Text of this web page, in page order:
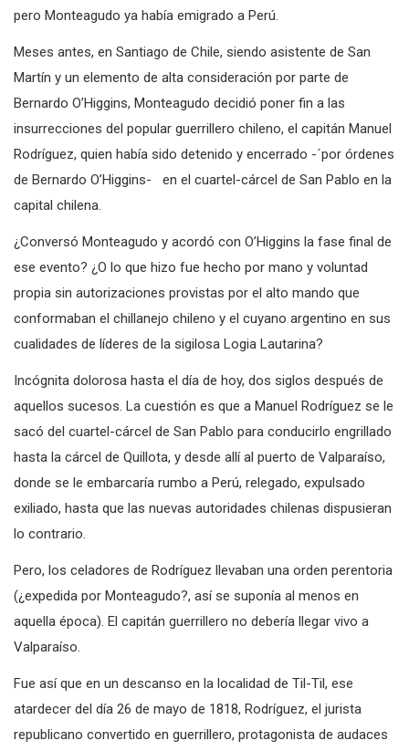
pero Monteagudo ya había emigrado a Perú.
Meses antes, en Santiago de Chile, siendo asistente de San
Martín y un elemento de alta consideración por parte de
Bernardo O’Higgins, Monteagudo decidió poner fin a las
insurrecciones del popular guerrillero chileno, el capitán Manuel
Rodríguez, quien había sido detenido y encerrado -´por órdenes
de Bernardo O’Higgins- en el cuartel-cárcel de San Pablo en la
capital chilena.
¿Conversó Monteagudo y acordó con O’Higgins la fase final de
ese evento? ¿O lo que hizo fue hecho por mano y voluntad
propia sin autorizaciones provistas por el alto mando que
conformaban el chillanejo chileno y el cuyano argentino en sus
cualidades de líderes de la sigilosa Logia Lautarina?
Incógnita dolorosa hasta el día de hoy, dos siglos después de
aquellos sucesos. La cuestión es que a Manuel Rodríguez se le
sacó del cuartel-cárcel de San Pablo para conducirlo engrillado
hasta la cárcel de Quillota, y desde allí al puerto de Valparaíso,
donde se le embarcaría rumbo a Perú, relegado, expulsado
exiliado, hasta que las nuevas autoridades chilenas dispusieran
lo contrario.
Pero, los celadores de Rodríguez llevaban una orden perentoria
(¿expedida por Monteagudo?, así se suponía al menos en
aquella época). El capitán guerrillero no debería llegar vivo a
Valparaíso.
Fue así que en un descanso en la localidad de Til-Til, ese
atardecer del día 26 de mayo de 1818, Rodríguez, el jurista
republicano convertido en guerrillero, protagonista de audaces